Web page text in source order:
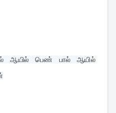
ஆயில் பெண் பால் ஆயில்